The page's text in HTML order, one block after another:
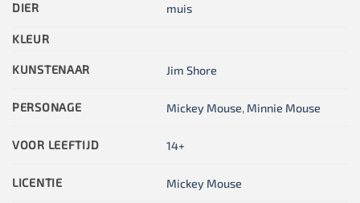
DIER muis
KLEUR
KUNSTENAAR Jim Shore
PERSONAGE Mickey Mouse, Minnie Mouse
VOOR LEEFTIJD 14+
LICENTIE Mickey Mouse